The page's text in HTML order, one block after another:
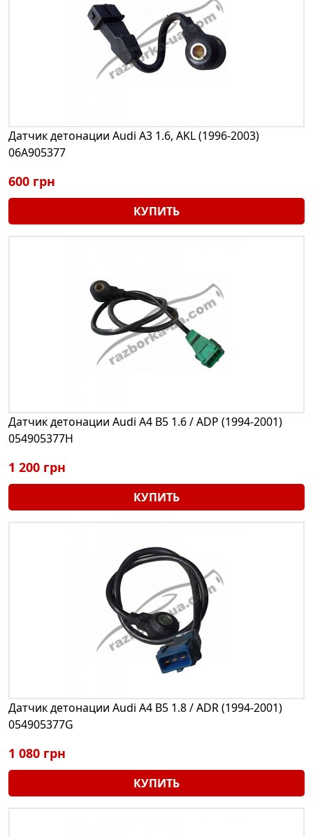
Датчик детонации Audi A3 1.6, AKL (1996-2003)
06A905377
600 грн
КУПИТЬ
Датчик детонации Audi A4 B5 1.6 / ADP (1994-2001)
054905377H
1 200 грн
КУПИТЬ
Датчик детонации Audi A4 B5 1.8 / ADR (1994-2001)
054905377G
1 080 грн
КУПИТЬ